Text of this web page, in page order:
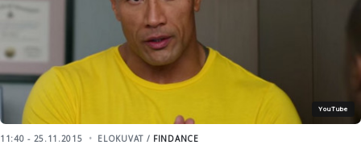
YouTube
11:40 - 25.11.2015 ELOKUVAT / FINDANCE